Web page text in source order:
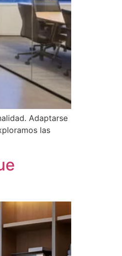
Adaptarse
las